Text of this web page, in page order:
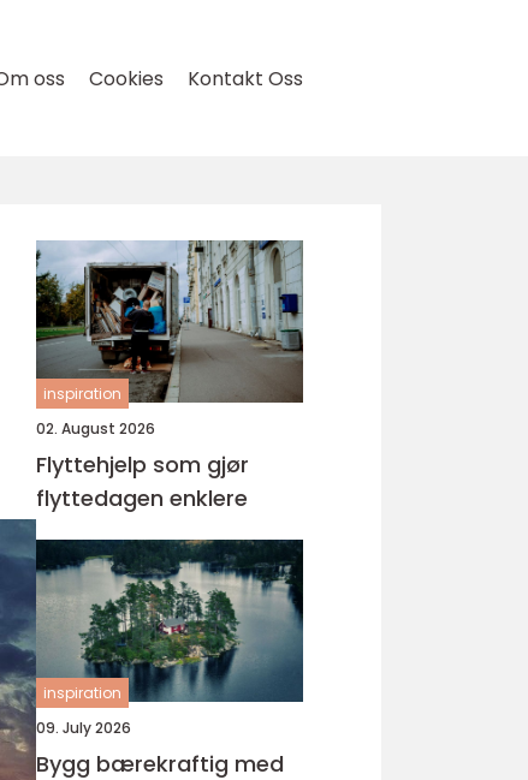
oss Cookies Kontakt Oss
inspiration
02. August 2026
Flyttehjelp som gjør
flyttedagen enklere
inspiration
09. July 2026
Bygg bærekraftig med